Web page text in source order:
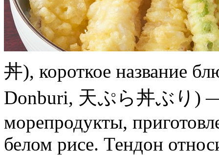
丼), короткое название
Donburi, 天ぷら丼ぶり)
морепродукты,
белом рисе. Тендон